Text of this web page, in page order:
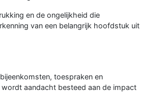
en de ongelijkheid die
van een belangrijk hoofdstuk uit
toespraken en
aandacht besteed aan de impact